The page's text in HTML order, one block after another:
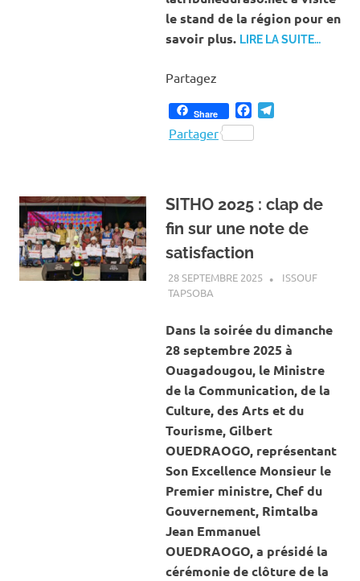
le stand de la région pour en
savoir plus. LIRE LA SUITE…
Partagez
Share Facebook
Partager
SITHO 2025 : clap de
fin sur une note de
satisfaction
28 SEPTEMBRE 2025
ISSOUF
TAPSOBAA LA UNE
Dans la soirée du dimanche
28 septembre 2025 à
Ouagadougou, le Ministre
de la Communication, de la
Culture, des Arts et du
Tourisme, Gilbert
OUEDRAOGO, représentant
Son Excellence Monsieur le
Premier ministre, Chef du
Gouvernement, Rimtalba
Jean Emmanuel
OUEDRAOGO, a présidé la
cérémonie de clôture de la